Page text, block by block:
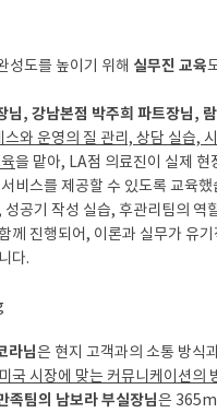
성도를 높이기 위해 실무진 교육
님, 강남본점 박주희 파트장님,
스와 운영의 질 관리, 상담 실습,
을 맡아, LA점 의료진이 실제 현
비스를 제공할 수 있도록 교육했
공기 작성 실습, 후관리팀의 역
께 진행되어, 이론과 실무가 유기
다.
라님은 현지 고객과의 소통 방식
미국 시장에 맞는 커뮤니케이션의
족팀의 남보라 부실장님은